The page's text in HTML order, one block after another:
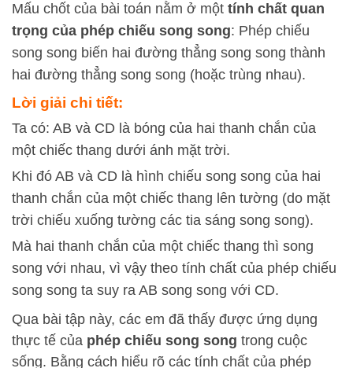
Mấu chốt của bài toán nằm ở một tính chất quan
trọng của phép chiếu song song: Phép chiếu
song song biến hai đường thẳng song song thành
hai đường thẳng song song (hoặc trùng nhau).
Lời giải chi tiết:
Ta có: AB và CD là bóng của hai thanh chắn của
một chiếc thang dưới ánh mặt trời.
Khi đó AB và CD là hình chiếu song song của hai
thanh chắn của một chiếc thang lên tường (do mặt
trời chiếu xuống tường các tia sáng song song).
Mà hai thanh chắn của một chiếc thang thì song
song với nhau, vì vậy theo tính chất của phép chiếu
song song ta suy ra AB song song với CD.
Qua bài tập này, các em đã thấy được ứng dụng
thực tế của phép chiếu song song trong cuộc
sống. Bằng cách hiểu rõ các tính chất của phép